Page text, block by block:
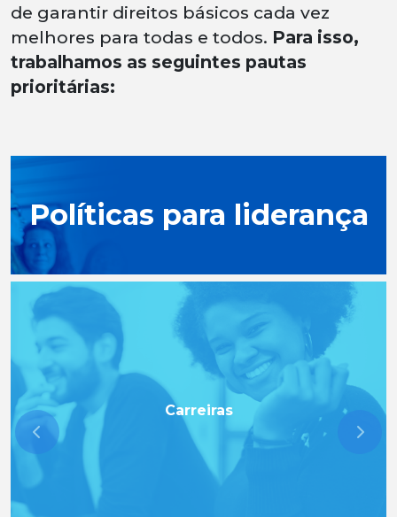
de garantir direitos básicos cada vez
melhores para todas e todos. Para isso,
trabalhamos as seguintes pautas
prioritárias:
Políticas para liderança
Carreiras